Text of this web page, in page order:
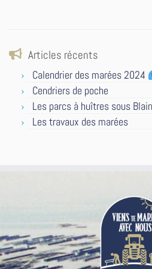
Articles récents
Calendrier des marées 2024
Cendriers de poche
Les parcs à huîtres sous
Les travaux des marées